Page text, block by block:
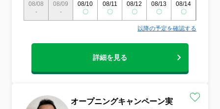
08/08
-
08/09
-
08/10
〇
08/11
〇
08/12
〇
08/13
〇
08/14
〇
以降の予定を確認する
詳細を見る
オープニングキャンペーン実